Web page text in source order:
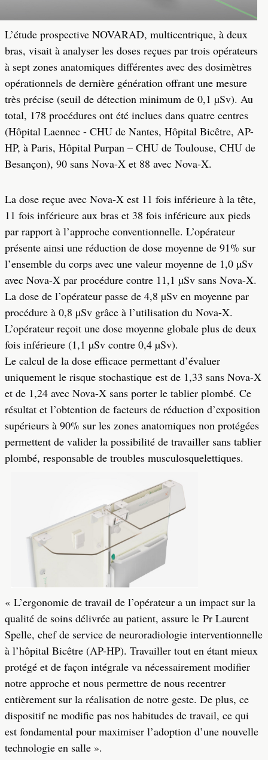
L’étude prospective NOVARAD, multicentrique, à deux
bras, visait à analyser les doses reçues par trois opérateurs
à sept zones anatomiques différentes avec des dosimètres
opérationnels de dernière génération offrant une mesure
très précise (seuil de détection minimum de 0,1 µSv). Au
total, 178 procédures ont été inclues dans quatre centres
(Hôpital Laennec - CHU de Nantes, Hôpital Bicêtre, AP-
HP, à Paris, Hôpital Purpan – CHU de Toulouse, CHU de
Besançon), 90 sans Nova-X et 88 avec Nova-X.
La dose reçue avec Nova-X est 11 fois inférieure à la tête,
11 fois inférieure aux bras et 38 fois inférieure aux pieds
par rapport à l’approche conventionnelle. L’opérateur
présente ainsi une réduction de dose moyenne de 91% sur
l’ensemble du corps avec une valeur moyenne de 1,0 µSv
avec Nova-X par procédure contre 11,1 µSv sans Nova-X.
La dose de l’opérateur passe de 4,8 µSv en moyenne par
procédure à 0,8 µSv grâce à l’utilisation du Nova-X.
L’opérateur reçoit une dose moyenne globale plus de deux
fois inférieure (1,1 µSv contre 0,4 µSv).
Le calcul de la dose efficace permettant d’évaluer
uniquement le risque stochastique est de 1,33 sans Nova-X
et de 1,24 avec Nova-X sans porter le tablier plombé. Ce
résultat et l’obtention de facteurs de réduction d’exposition
supérieurs à 90% sur les zones anatomiques non protégées
permettent de valider la possibilité de travailler sans tablier
plombé, responsable de troubles musculosquelettiques.
« L’ergonomie de travail de l’opérateur a un impact sur la
qualité de soins délivrée au patient, assure le Pr Laurent
Spelle, chef de service de neuroradiologie interventionnelle
à l’hôpital Bicêtre (AP-HP). Travailler tout en étant mieux
protégé et de façon intégrale va nécessairement modifier
notre approche et nous permettre de nous recentrer
entièrement sur la réalisation de notre geste. De plus, ce
dispositif ne modifie pas nos habitudes de travail, ce qui
est fondamental pour maximiser l’adoption d’une nouvelle
technologie en salle ».